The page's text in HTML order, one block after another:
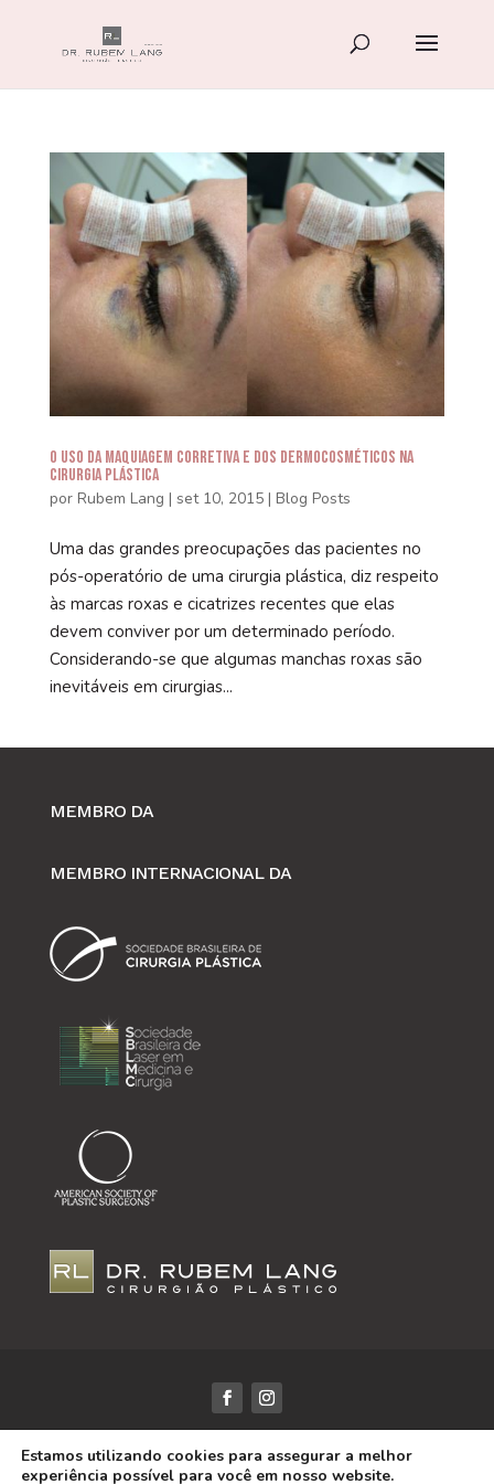
O uso da maquiagem corretiva e dos dermocosméticos na
cirurgia plástica
por Rubem Lang | set 10, 2015| Blog Posts
Uma das grandes preocupações das pacientes no
pós-operatório de uma cirurgia plástica, diz respeito
às marcas roxas e cicatrizes recentes que elas
devem conviver por um determinado período.
Considerando-se que algumas manchas roxas são
inevitáveis em cirurgias...
MEMBRO DA
MEMBRO INTERNACIONAL DA
Reservados | Desenvolvido porDRS Marketing
Estamos utilizando cookies para assegurar a melhor
experiência possível para você em nosso website.